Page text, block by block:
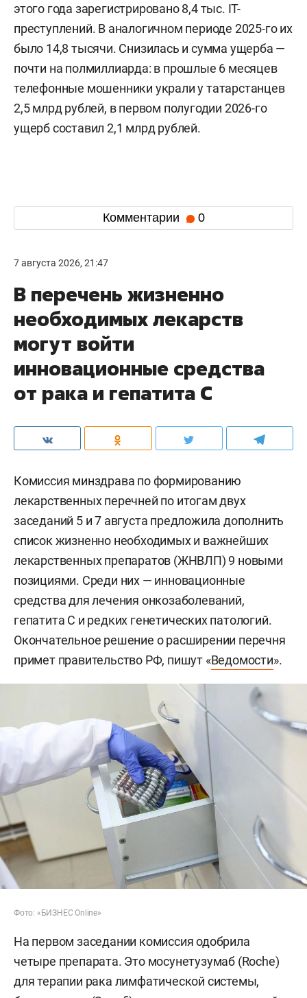
этого года зарегистрировано 8,4 тыс. IT-
преступлений. В аналогичном периоде 2025-го их
было 14,8 тысячи. Снизилась и сумма ущерба —
почти на полмиллиарда: в прошлые 6 месяцев
телефонные мошенники украли у татарстанцев
2,5 млрд рублей, в первом полугодии 2026-го
ущерб составил 2,1 млрд рублей.
Комментарии 0
7 августа 2026, 21:47
В перечень жизненно
необходимых лекарств
могут войти
инновационные средства
от рака и гепатита С
Комиссия минздрава по формированию
лекарственных перечней по итогам двух
заседаний 5 и 7 августа предложила дополнить
список жизненно необходимых и важнейших
лекарственных препаратов (ЖНВЛП) 9 новыми
позициями. Среди них — инновационные
средства для лечения онкозаболеваний,
гепатита С и редких генетических патологий.
Окончательное решение о расширении перечня
примет правительство РФ, пишут «Ведомости».
Фото: «БИЗНЕС Online»
На первом заседании комиссия одобрила
четыре препарата. Это мосунетузумаб (Roche)
для терапии рака лимфатической системы,